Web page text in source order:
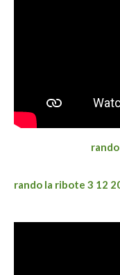
rando
rando la ribote 3 12